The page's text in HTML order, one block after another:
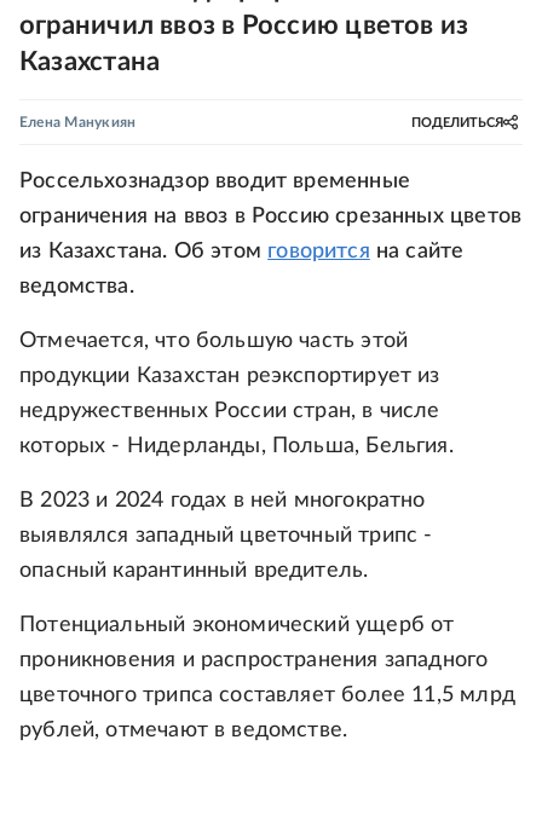
ограничил ввоз в Россию цветов из
Казахстана
Елена Манукиян ПОДЕЛИТЬСЯ
Россельхознадзор вводит временные
ограничения на ввоз в Россию срезанных цветов
из Казахстана. Об этом говорится на сайте
ведомства.
Отмечается, что большую часть этой
продукции Казахстан реэкспортирует из
недружественных России стран, в числе
которых - Нидерланды, Польша, Бельгия.
В 2023 и 2024 годах в ней многократно
выявлялся западный цветочный трипс -
опасный карантинный вредитель.
Потенциальный экономический ущерб от
проникновения и распространения западного
цветочного трипса составляет более 11,5 млрд
рублей, отмечают в ведомстве.